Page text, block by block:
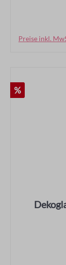
Preise inkl.
Rabatt
%